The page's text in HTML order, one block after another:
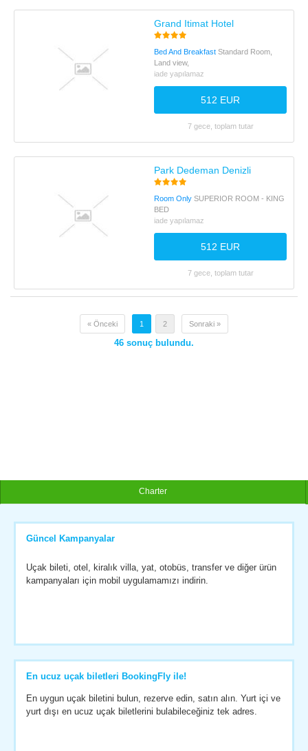
Grand Itimat Hotel
Bed And Breakfast Standard Room,
Land view,
iade yapılamaz
512 EUR
7 gece, toplam tutar
Park Dedeman Denizli
Room Only SUPERIOR ROOM - KING
BED
iade yapılamaz
512 EUR
7 gece, toplam tutar
« Önceki 1 2 Sonraki »
46 sonuç bulundu.
Charter
Güncel Kampanyalar
Uçak bileti, otel, kiralık villa, yat, otobüs, transfer ve diğer ürün
kampanyaları için mobil uygulamamızı indirin.
En ucuz uçak biletleri BookingFly ile!
En uygun uçak biletini bulun, rezerve edin, satın alın. Yurt içi ve
yurt dışı en ucuz uçak biletlerini bulabileceğiniz tek adres.